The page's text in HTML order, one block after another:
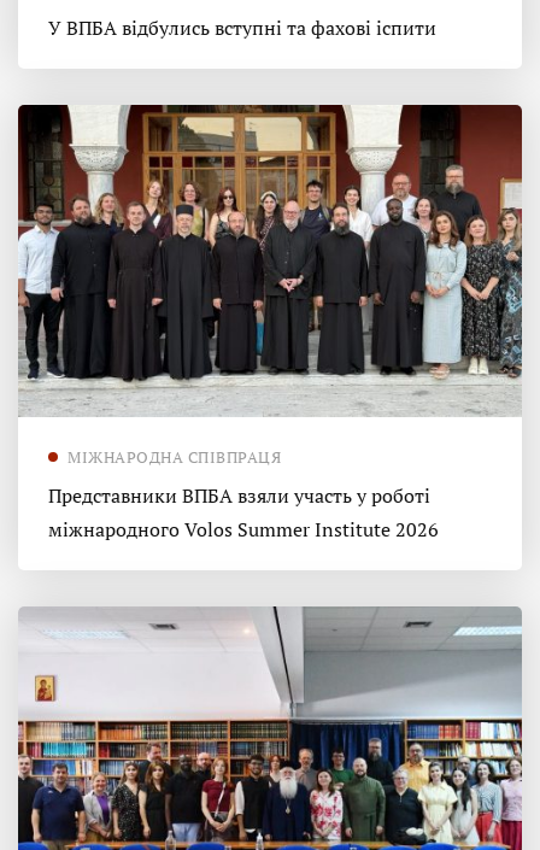
У ВПБА відбулись вступні та фахові іспити
МІЖНАРОДНА СПІВПРАЦЯ
Представники ВПБА взяли участь у роботі
міжнародного Volos Summer Institute 2026